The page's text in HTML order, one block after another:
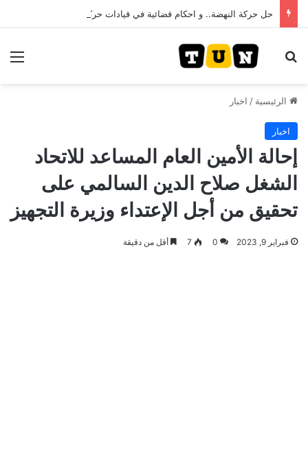
بحث عن
الرئيسية / اخبار
اخبار
إحالة الأمين العام المساعد للاتحاد
الشغل صلاح الدين السالمي على
تحقيق من أجل الإعتداء وزيرة التجهيز
فبراير 9, 2023 0
7 أقل من دقيقة